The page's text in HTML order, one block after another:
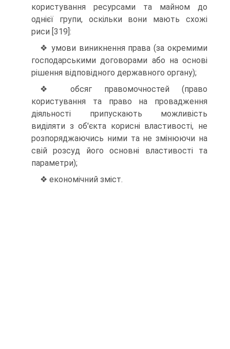
користування ресурсами та майном до
однієї групи, оскільки вони мають схожі
риси [319]:
❖ умови виникнення права (за окремими
госпо­дарськими договорами або на основі
рішення відпо­відного державного органу);
❖ обсяг правомочностей (право
користування та право на провадження
діяльності припускають мож­ливість
виділяти з об'єкта корисні властивості, не
роз­поряджаючись ними та не змінюючи на
свій розсуд його основні властивості та
параметри);
❖ економічний зміст.